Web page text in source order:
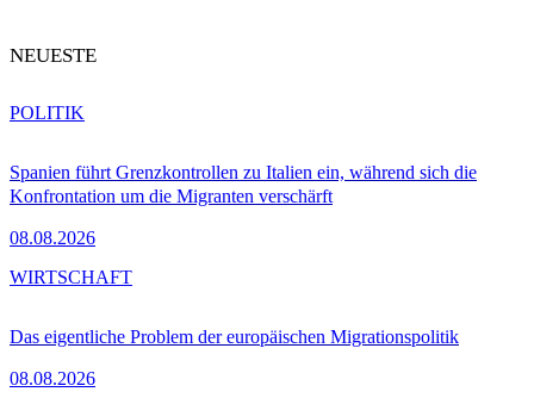
NEUESTE
Spanien führt Grenzkontrollen zu Italien ein, während sich die
Konfrontation um die Migranten verschärft
08.08.2026
POLITIK
Das eigentliche Problem der europäischen Migrationspolitik
08.08.2026
WIRTSCHAFT